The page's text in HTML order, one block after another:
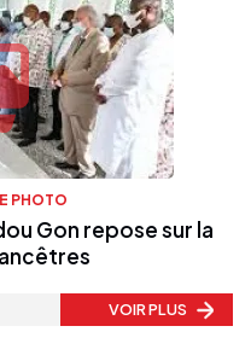
PHOTO
Gon repose sur la
VOIR PLUS